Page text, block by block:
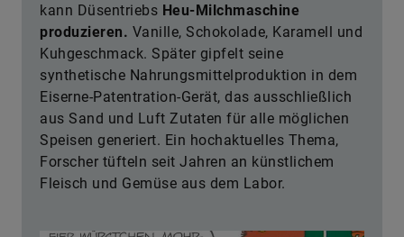
kann Düsentriebs Heu-Milchmaschine
produzieren. Vanille, Schokolade, Karamell und
Kuhgeschmack. Später gipfelt seine
synthetische Nahrungsmittelproduktion in dem
Eiserne-Patentration-Gerät, das ausschließlich
aus Sand und Luft Zutaten für alle möglichen
Speisen generiert. Ein hochaktuelles Thema,
Forscher tüfteln seit Jahren an künstlichem
Fleisch und Gemüse aus dem Labor.